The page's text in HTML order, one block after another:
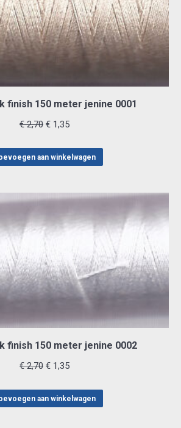
finish 150 meter jenine 0001
€2,70 Oorspronkelijke
was:
€ 1,35Huidige
is:
aan winkelwagen
finish 150 meter jenine 0002
€2,70 Oorspronkelijke
was:
€ 1,35Huidige
is:
aan winkelwagen